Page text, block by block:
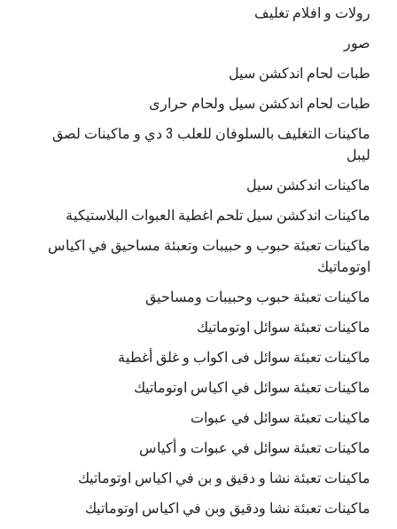
رولات و افلام تغليف
صور
طبات لحام اندكشن سيل
طبات لحام اندكشن سيل ولحام حرارى
ماكينات التغليف بالسلوفان للعلب 3 دي و ماكينات لصق
ليبل
ماكينات اندكشن سيل
ماكينات اندكشن سيل تلحم اغطية العبوات البلاستيكية
ماكينات تعبئة حبوب و حبيبات وتعبئة مساحيق في اكياس
اوتوماتيك
ماكينات تعبئة حبوب وحبيبات ومساحيق
ماكينات تعبئة سوائل اوتوماتيك
ماكينات تعبئة سوائل فى اكواب و غلق أغطية
ماكينات تعبئة سوائل في اكياس اوتوماتيك
ماكينات تعبئة سوائل في عبوات
ماكينات تعبئة سوائل في عبوات و أكياس
ماكينات تعبئة نشا و دقيق و بن في اكياس اوتوماتيك
ماكينات تعبئة نشا ودقيق وبن في اكياس اوتوماتيك